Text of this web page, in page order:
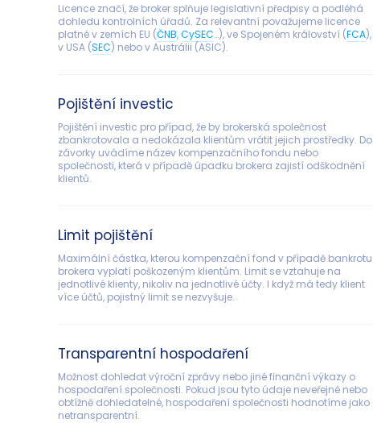
Licence značí, že broker splňuje legislativní předpisy a podléhá
dohledu kontrolních úřadů. Za relevantní považujeme licence
platné v zemích EU (ČNB, CySEC…), ve Spojeném království (FCA),
v USA (SEC) nebo v Austrálii (ASIC).
Pojištění investic
Pojištění investic pro případ, že by brokerská společnost
zbankrotovala a nedokázala klientům vrátit jejich prostředky. Do
závorky uvádíme název kompenzačního fondu nebo
společnosti, která v případě úpadku brokera zajistí odškodnění
klientů.
Limit pojištění
Maximální částka, kterou kompenzační fond v případě bankrotu
brokera vyplatí poškozeným klientům. Limit se vztahuje na
jednotlivé klienty, nikoliv na jednotlivé účty. I když má tedy klient
více účtů, pojistný limit se nezvyšuje.
Transparentní hospodaření
Možnost dohledat výroční zprávy nebo jiné finanční výkazy o
hospodaření společnosti. Pokud jsou tyto údaje neveřejné nebo
obtížně dohledatelné, hospodaření společnosti hodnotíme jako
netransparentní.